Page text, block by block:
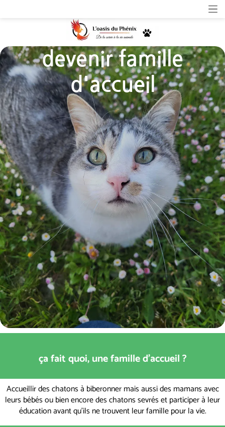
devenir famille
d'accueil
ça fait quoi, une famille d'accueil ?
Accueillir des chatons à biberonner mais aussi des mamans avec
leurs bébés ou bien encore des chatons sevrés et participer à leur
éducation avant qu'ils ne trouvent leur famille pour la vie.